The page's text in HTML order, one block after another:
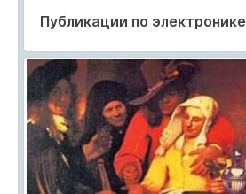
Публикации по электронике